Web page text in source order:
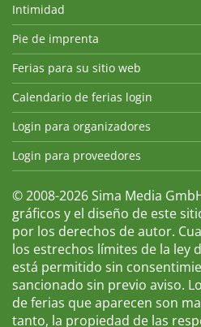
Intimidad
Pie de imprenta
Ferias para su sitio web
Calendario de ferias login
Login para organizadores
Login para proveedores
© 2008-2026 Sima Media
gráficos y el diseño de este
por los derechos de autor.
los estrechos límites de la ley
está permitido sin
sancionado sin previo aviso.
de ferias que aparecen son
tanto, la propiedad de las